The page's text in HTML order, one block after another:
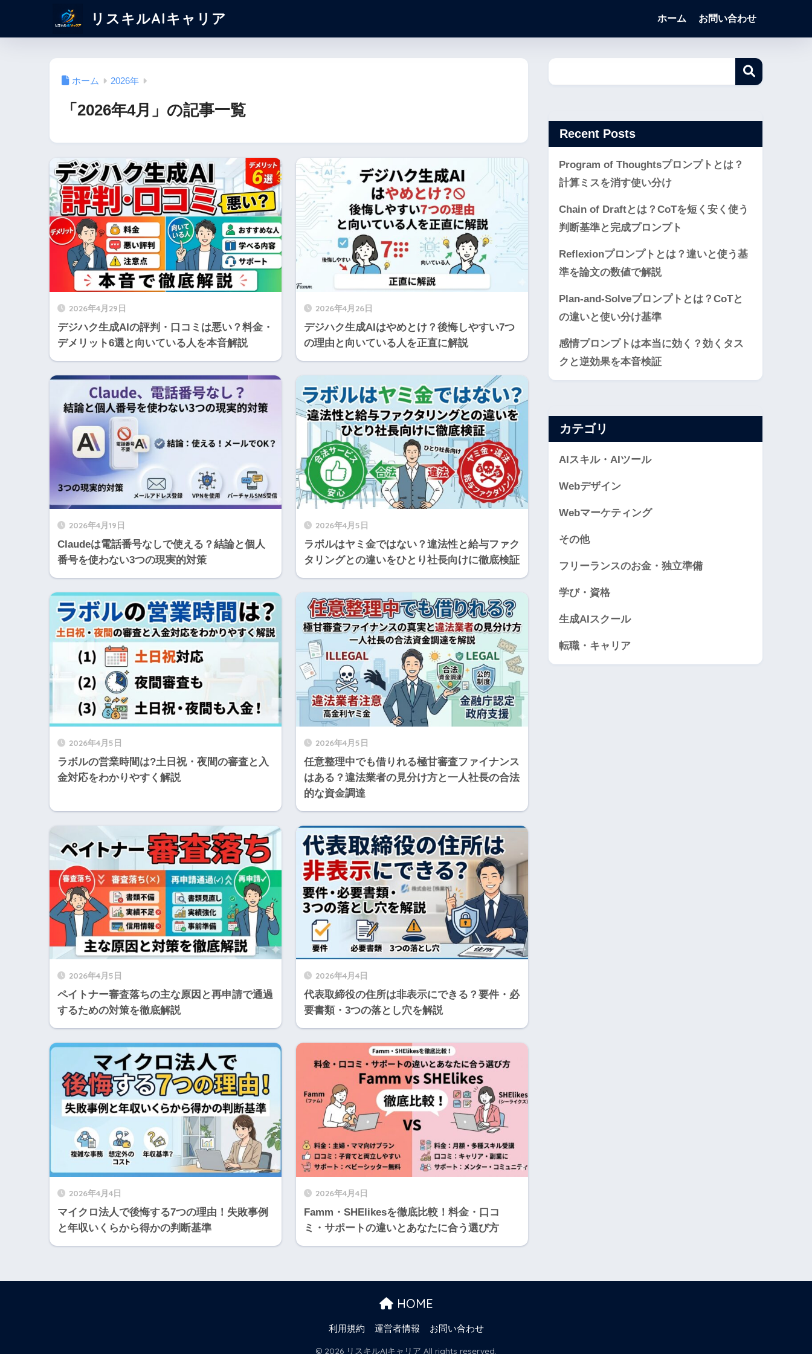
リスキルAIキャリア ホーム お問い合わせ
ホーム 2026年
「2026年4月」の記事一覧
2026年4月29日
デジハク生成AIの評判・口コミは悪い？料金・
デメリット6選と向いている人を本音解説
2026年4月26日
デジハク生成AIはやめとけ？後悔しやすい7つ
の理由と向いている人を正直に解説
2026年4月19日
Claudeは電話番号なしで使える？結論と個人
番号を使わない3つの現実的対策
2026年4月5日
ラボルはヤミ金ではない？違法性と給与ファク
タリングとの違いをひとり社長向けに徹底検証
2026年4月5日
ラボルの営業時間は?土日祝・夜間の審査と入
金対応をわかりやすく解説
2026年4月5日
任意整理中でも借りれる極甘審査ファイナンス
はある？違法業者の見分け方と一人社長の合法
的な資金調達
2026年4月5日
ペイトナー審査落ちの主な原因と再申請で通過
するための対策を徹底解説
2026年4月4日
代表取締役の住所は非表示にできる？要件・必
要書類・3つの落とし穴を解説
2026年4月4日
マイクロ法人で後悔する7つの理由！失敗事例
と年収いくらから得かの判断基準
2026年4月4日
Famm・SHElikesを徹底比較！料金・口コ
ミ・サポートの違いとあなたに合う選び方
Recent Posts
Program of Thoughtsプロンプトとは？
計算ミスを消す使い分け
Chain of Draftとは？CoTを短く安く使う
判断基準と完成プロンプト
Reflexionプロンプトとは？違いと使う基
準を論文の数値で解説
Plan-and-Solveプロンプトとは？CoTと
の違いと使い分け基準
感情プロンプトは本当に効く？効くタス
クと逆効果を本音検証
カテゴリ
AIスキル・AIツール
Webデザイン
Webマーケティング
その他
フリーランスのお金・独立準備
学び・資格
生成AIスクール
転職・キャリア
HOME
利用規約 運営者情報 お問い合わせ
© 2026 リスキルAIキャリア All rights reserved.